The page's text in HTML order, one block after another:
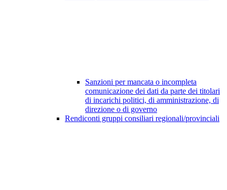
Sanzioni per mancata o incompleta
comunicazione dei dati da parte dei titolari
di incarichi politici, di amministrazione, di
direzione o di governo
Rendiconti gruppi consiliari regionali/provinciali